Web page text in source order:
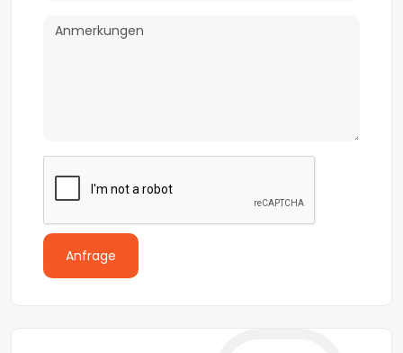
Anfrage